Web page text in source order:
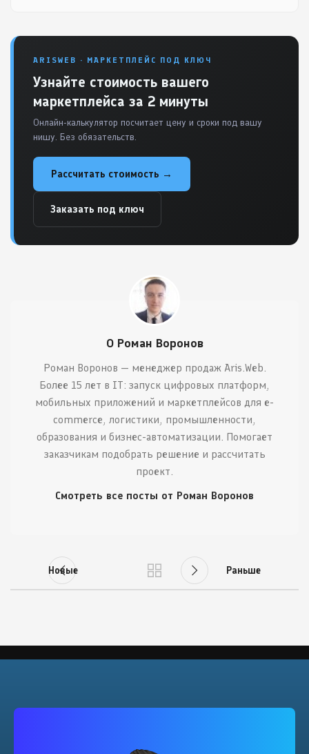
ARISWEB · МАРКЕТПЛЕЙС ПОД КЛЮЧ
Узнайте стоимость вашего
маркетплейса за 2 минуты
Онлайн-калькулятор посчитает цену и сроки под вашу
нишу. Без обязательств.
Рассчитать стоимость →
Заказать под ключ
О Роман Воронов
Роман Воронов — менеджер продаж Aris.Web.
Более 15 лет в IT: запуск цифровых платформ,
мобильных приложений и маркетплейсов для e-
commerce, логистики, промышленности,
образования и бизнес-автоматизации. Помогает
заказчикам подобрать решение и рассчитать
проект.
Смотреть все посты от Роман Воронов
Новые Раньше